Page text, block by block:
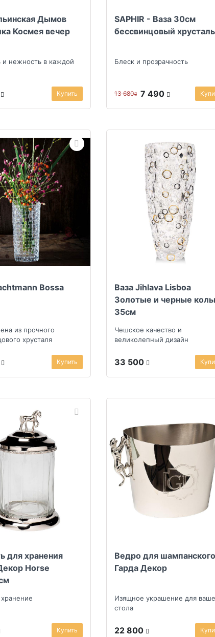
Дымов
Космея вечер
и нежность в каждой
Купить
SAPHIR - Ваза 30см
бессвинцовый хрусталь
Блеск и прозрачность
13 680 7 490
Bossa
из прочного
хрусталя
Купить
Ваза Jihlava Lisboa
Золотые и черные
35см
Чешское качество и
великолепный дизайн
33 500
для хранения
Horse
Купить
Ведро для шампанского
Гарда Декор
Изящное украшение для
стола
22 800